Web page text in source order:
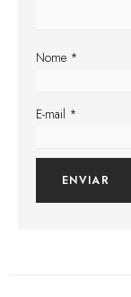
Nome *
E-mail *